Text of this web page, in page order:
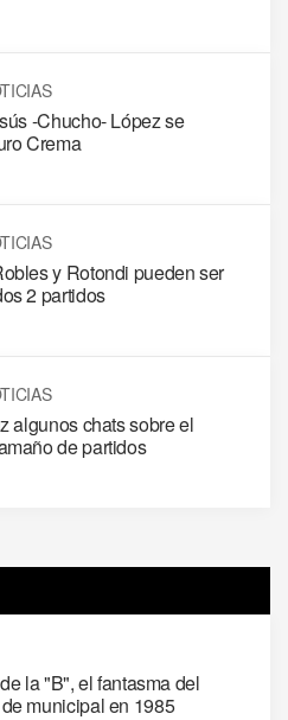
-Chucho- López se
Crema
y Rotondi pueden ser
2 partidos
algunos chats sobre el
de partidos
la "B", el fantasma del
municipal en 1985